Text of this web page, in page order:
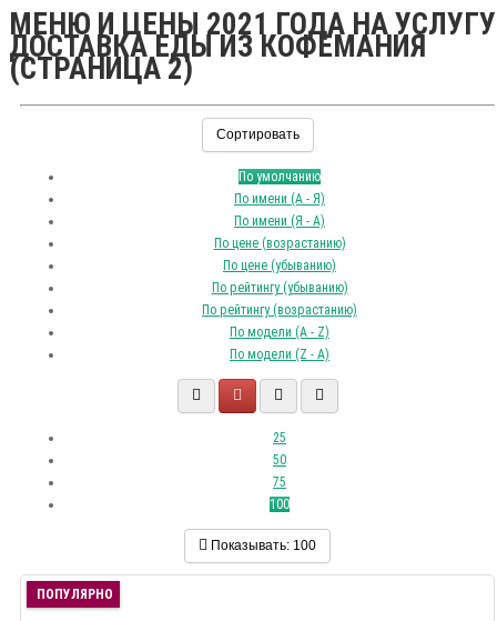
МЕНЮ И ЦЕНЫ 2021 ГОДА НА УСЛУГУ
ДОСТАВКА ЕДЫ ИЗ КОФЕМАНИЯ
(СТРАНИЦА 2)
Сортировать
По умолчанию
По имени (A - Я)
По имени (Я - A)
По цене (возрастанию)
По цене (убыванию)
По рейтингу (убыванию)
По рейтингу (возрастанию)
По модели (A - Z)
По модели (Z - A)
25
50
75
100
Показывать: 100
ПОПУЛЯРНО